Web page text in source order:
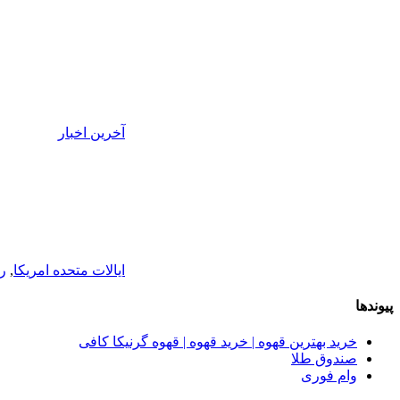
آخرین اخبار
ایالات متحده امریکا,
پیوندها
خرید بهترین قهوه | خرید قهوه | قهوه گرنیکا کافی
صندوق طلا
وام فوری